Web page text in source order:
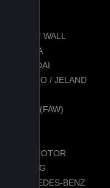
GREAT WALL
HONDA
HYUNDAI
JAECOO / JELAND
JETTA (FAW)
LEAPMOTOR
LIXIANG
MERCEDES-BENZ